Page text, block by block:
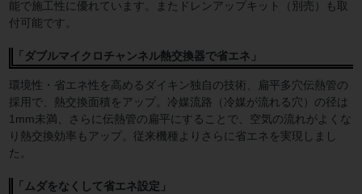
能で施工性に優れています。またドレンアップキット（別売）も取
付可能です。
「ダブルマイクロチャンネル熱交換器で省エネ」
環境性・省エネ性を高めるダイキン独自の技術、扁平多穴伝熱管の
採用で、熱交換面積をアップ。冷媒流路（冷媒が流れる穴）の径は
1mm未満、さらに伝熱管の扁平にすることで、空気の流れがよくな
り熱交換効率もアップ。従来機種よりさらに省エネを実現しまし
た。
「ムダをなくして省エネ設定」